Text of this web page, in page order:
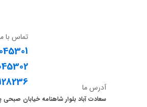
تماس با
آدرس ما
سعادت آباد بلوار شاهنامه خیابان صبحی